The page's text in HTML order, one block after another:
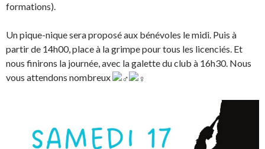
formations).
Un pique-nique sera proposé aux bénévoles le midi. Puis à
partir de 14h00, place à la grimpe pour tous les licenciés. Et
nous finirons la journée, avec la galette du club à 16h30. Nous
vous attendons nombreux